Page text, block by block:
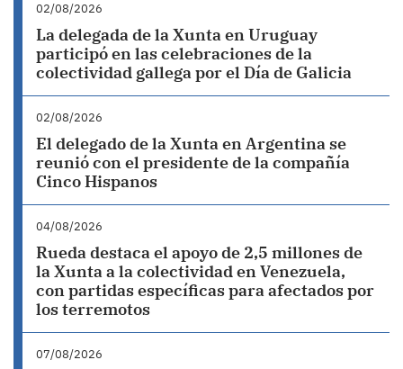
02/08/2026
La delegada de la Xunta en Uruguay
participó en las celebraciones de la
colectividad gallega por el Día de Galicia
02/08/2026
El delegado de la Xunta en Argentina se
reunió con el presidente de la compañía
Cinco Hispanos
04/08/2026
Rueda destaca el apoyo de 2,5 millones de
la Xunta a la colectividad en Venezuela,
con partidas específicas para afectados por
los terremotos
07/08/2026